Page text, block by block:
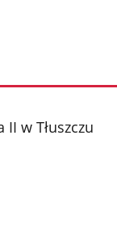
II w Tłuszczu